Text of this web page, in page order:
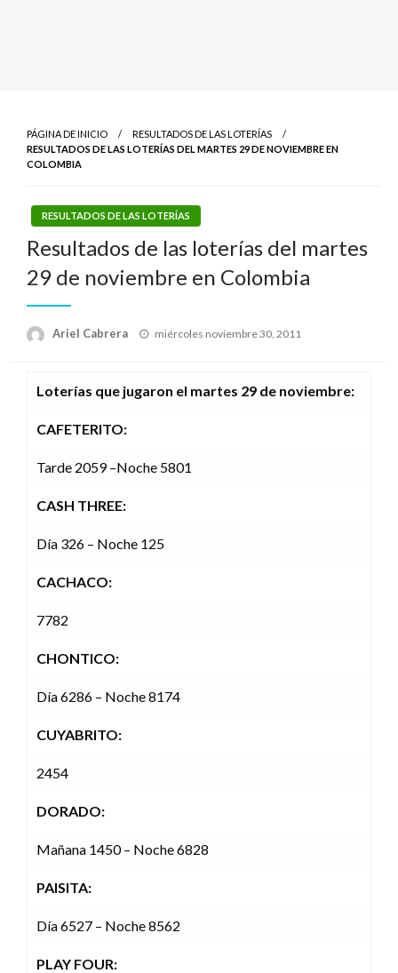
PÁGINA DE INICIO
RESULTADOS DE LAS LOTERÍAS
RESULTADOS DE LAS LOTERÍAS DEL MARTES 29 DE NOVIEMBRE EN
COLOMBIA
RESULTADOS DE LAS LOTERÍAS
Resultados de las loterías del martes
29 de noviembre en Colombia
Ariel Cabrera
Publicado
miércoles noviembre 30, 2011
Loterías que jugaron el martes 29 de noviembre:
CAFETERITO:
Tarde 2059 –Noche 5801
CASH THREE:
Día 326 – Noche 125
CACHACO:
7782
CHONTICO:
Día 6286 – Noche 8174
CUYABRITO:
2454
DORADO:
Mañana 1450 – Noche 6828
PAISITA:
Día 6527 – Noche 8562
PLAY FOUR: